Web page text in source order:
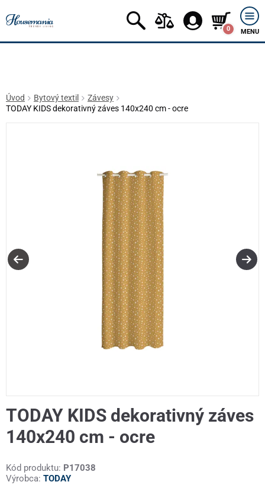
0 MENU
Úvod Bytový textil
Závesy
TODAY KIDS dekorativný záves 140x240 cm - ocre
TODAY KIDS dekorativný záves
140x240 cm - ocre
Kód produktu: P17038
Výrobca: TODAY